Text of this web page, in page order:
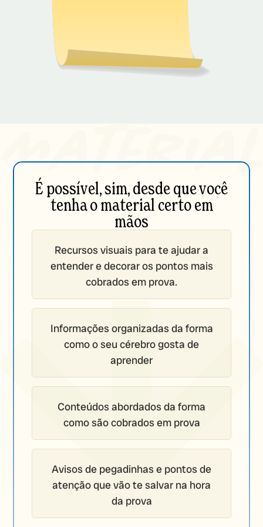
É possível, sim, desde que você
tenha o material certo em
mãos
Recursos visuais para te ajudar a
entender e decorar os pontos mais
cobrados em prova.
Informações organizadas da forma
como o seu cérebro gosta de
aprender
Conteúdos abordados da forma
como são cobrados em prova
Avisos de pegadinhas e pontos de
atenção que vão te salvar na hora
da prova